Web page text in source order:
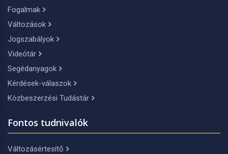
Fogalmak
Változások
Jogszabályok
Videótár
Segédanyagok
Kérdések-válaszok
Közbeszerzési Tudástár
Fontos tudnivalók
Változásértesítő